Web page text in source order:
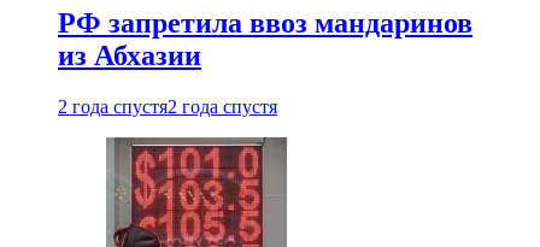
РФ запретила ввоз мандаринов
из Абхазии
2 года спустя2 года спустя